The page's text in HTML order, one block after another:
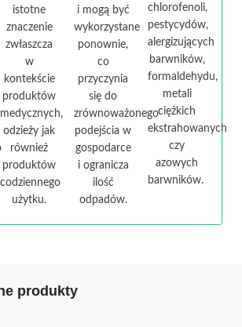
istotne
znaczenie
zwłaszcza
w
kontekście
produktów
medycznych,
odzieży jak
również
produktów
codziennego
użytku.
i mogą być
wykorzystane
ponownie,
co
przyczynia
się do
zrównoważonego
podejścia w
gospodarce
i ogranicza
ilość
odpadów.
chlorofenoli,
pestycydów,
alergizujących
barwników,
formaldehydu,
metali
ciężkich
ekstrahowanych
czy
azowych
barwników.
produkty